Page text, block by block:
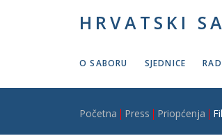
HRVATSKI
O SABORU SJEDNICE
Breadcrumb
Početna Press Priopćenja